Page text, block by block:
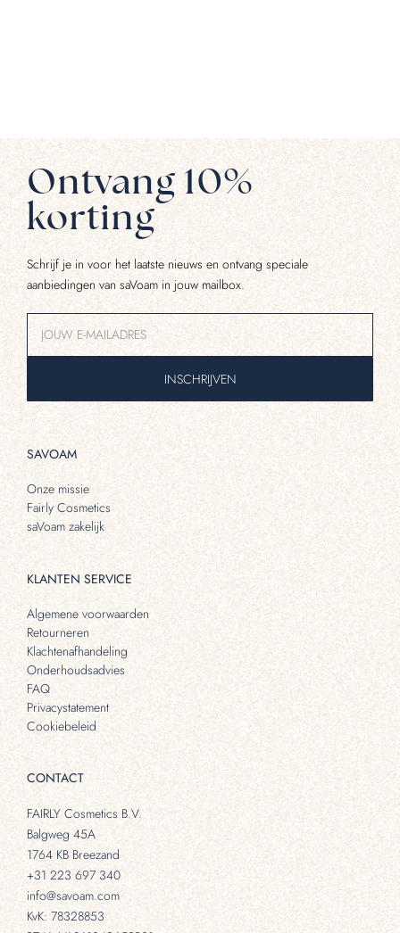
Ontvang 10%
korting
Schrijf je in voor het laatste nieuws en ontvang speciale
aanbiedingen van saVoam in jouw mailbox.
INSCHRIJVEN
SAVOAM
Onze missie
Fairly Cosmetics
saVoam zakelijk
KLANTEN SERVICE
Algemene voorwaarden
Retourneren
Klachtenafhandeling
Onderhoudsadvies
FAQ
Privacystatement
Cookiebeleid
CONTACT
FAIRLY Cosmetics B.V.
Balgweg 45A
1764 KB Breezand
+31 223 697 340
info@savoam.com
KvK: 78328853